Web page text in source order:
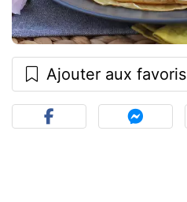
Ajouter aux favoris